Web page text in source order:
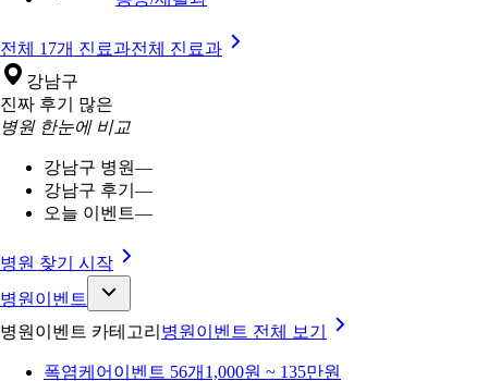
전체 17개 진료과전체 진료과
강남구
진짜 후기 많은
병원 한눈에 비교
강남구 병원—
강남구 후기 —
오늘 이벤트—
병원 찾기 시작
병원이벤트
병원이벤트 카테고리 병원이벤트 전체 보기
폭염케어 이벤트 56개 1,000원 ~ 135만원